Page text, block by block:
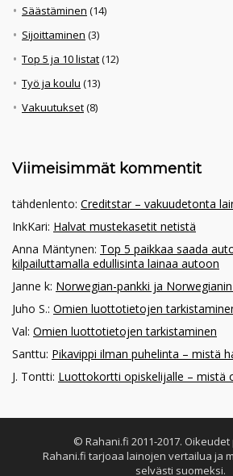
Säästäminen (14)
Sijoittaminen (3)
Top 5 ja 10 listat(12)
Työ ja koulu (13)
Vakuutukset(8)
Viimeisimmät kommentit
tähdenlento: Creditstar – vakuudetonta
InkKari: Halvat mustekasetit netistä
Anna Mäntynen: Top 5 paikkaa saada
kilpailuttamalla edullisinta lainaa autoon
Janne k: Norwegian-pankki ja
Juho S.: Omien luottotietojen
Val: Omien luottotietojen tarkistaminen
Santtu: Pikavippi ilman puhelinta – mistä
J. Tontti: Luottokortti opiskelijalle – mistä
© Rahani.fi 2011-2017.
Rahani.fi tarjoaa lainojen vertailua ja
selvästi suomeksi.